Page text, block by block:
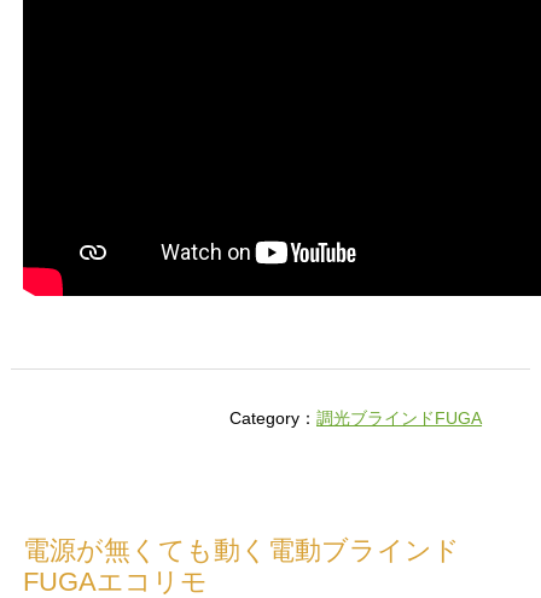
Category：調光ブラインドFUGA
電源が無くても動く電動ブラインド
FUGAエコリモ